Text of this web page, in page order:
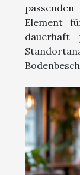
Element
dauerhaft